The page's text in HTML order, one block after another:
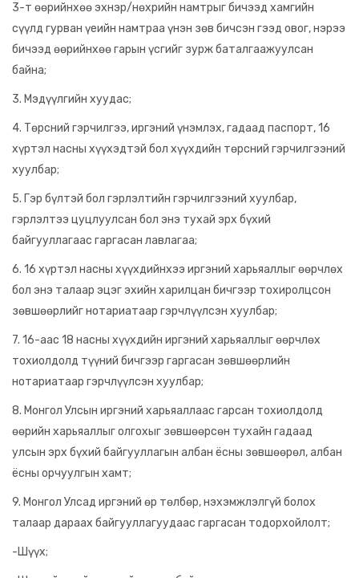
3-т өөрийнхөө эхнэр/нөхрийн намтрыг бичээд хамгийн
сүүлд гурван үеийн намтраа үнэн зөв бичсэн гээд овог, нэрээ
бичээд өөрийнхөө гарын үсгийг зурж баталгаажуулсан
байна;
3. Мэдүүлгийн хуудас;
4. Төрсний гэрчилгээ, иргэний үнэмлэх, гадаад паспорт, 16
хүртэл насны хүүхэдтэй бол хүүхдийн төрсний гэрчилгээний
хуулбар;
5. Гэр бүлтэй бол гэрлэлтийн гэрчилгээний хуулбар,
гэрлэлтээ цуцлуулсан бол энэ тухай эрх бүхий
байгууллагаас гаргасан лавлагаа;
6. 16 хүртэл насны хүүхдийнхээ иргэний харьяаллыг өөрчлөх
бол энэ талаар эцэг эхийн харилцан бичгээр тохиролцсон
зөвшөөрлийг нотариатаар гэрчлүүлсэн хуулбар;
7. 16-аас 18 насны хүүхдийн иргэний харьяаллыг өөрчлөх
тохиолдолд түүний бичгээр гаргасан зөвшөөрлийн
нотариатаар гэрчлүүлсэн хуулбар;
8. Монгол Улсын иргэний харьяаллаас гарсан тохиолдолд
өөрийн харьяаллыг олгохыг зөвшөөрсөн тухайн гадаад
улсын эрх бүхий байгууллагын албан ёсны зөвшөөрөл, албан
ёсны орчуулгын хамт;
9. Монгол Улсад иргэний өр төлбөр, нэхэмжлэлгүй болох
талаар дараах байгууллагуудаас гаргасан тодорхойлолт;
-Шүүх;